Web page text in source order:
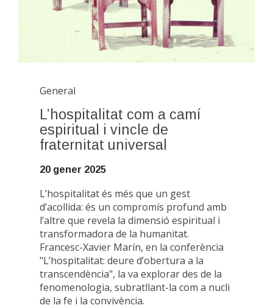
General
L’hospitalitat com a camí
espiritual i vincle de
fraternitat universal
20 gener 2025
L’hospitalitat és més que un gest
d’acollida: és un compromís profund amb
l’altre que revela la dimensió espiritual i
transformadora de la humanitat.
Francesc-Xavier Marín, en la conferència
"L’hospitalitat: deure d’obertura a la
transcendència", la va explorar des de la
fenomenologia, subratllant-la com a nucli
de la fe i la convivència.